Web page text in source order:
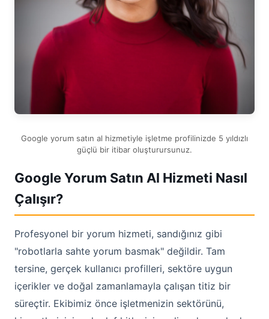
Google yorum satın al hizmetiyle işletme profilinizde 5 yıldızlı
güçlü bir itibar oluşturursunuz.
Google Yorum Satın Al Hizmeti Nasıl
Çalışır?
Profesyonel bir yorum hizmeti, sandığınız gibi
"robotlarla sahte yorum basmak" değildir. Tam
tersine, gerçek kullanıcı profilleri, sektöre uygun
içerikler ve doğal zamanlamayla çalışan titiz bir
süreçtir. Ekibimiz önce işletmenizin sektörünü,